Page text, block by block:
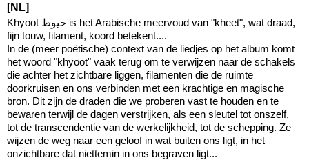
[NL]
Khyoot خيوط is het Arabische meervoud van "kheet", wat draad,
fijn touw, filament, koord betekent....
In de (meer poëtische) context van de liedjes op het album komt
het woord "khyoot" vaak terug om te verwijzen naar de schakels
die achter het zichtbare liggen, filamenten die de ruimte
doorkruisen en ons verbinden met een krachtige en magische
bron. Dit zijn de draden die we proberen vast te houden en te
bewaren terwijl de dagen verstrijken, als een sleutel tot onszelf,
tot de transcendentie van de werkelijkheid, tot de schepping. Ze
wijzen de weg naar een geloof in wat buiten ons ligt, in het
onzichtbare dat niettemin in ons begraven ligt...